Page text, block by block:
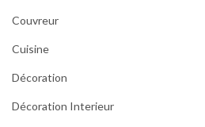
Couvreur
Cuisine
Décoration
Décoration Interieur